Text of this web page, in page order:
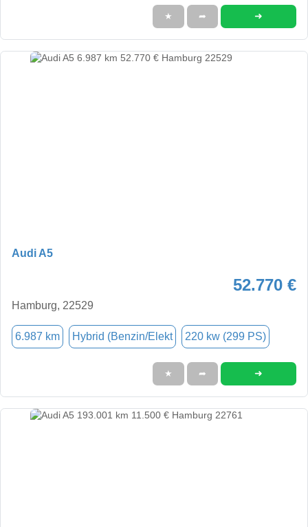
★ ➦ ➜
Audi A5
52.770 €
Hamburg, 22529
6.987 km Hybrid (Benzin/Elekt 220 kw (299 PS)
★ ➦ ➜